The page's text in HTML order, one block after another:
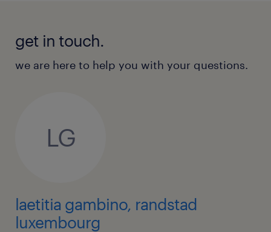
get in touch.
we are here to help you with your questions.
LG
laetitia gambino, randstad
luxembourg